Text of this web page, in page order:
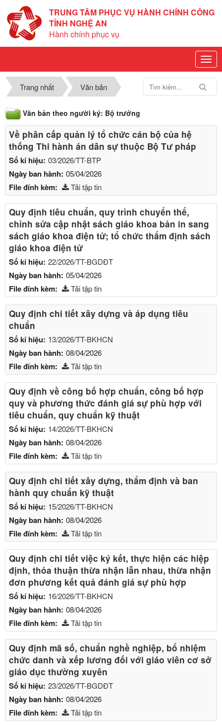
TRUNG TÂM PHỤC VỤ HÀNH CHÍNH CÔNG
TỈNH NGHỆ AN
Hành chính phục vụ
Trang nhất Văn bản
Văn bản theo người ký: Bộ trưởng
Về phân cấp quản lý tổ chức cán bộ của hệ
thống Thi hành án dân sự thuộc Bộ Tư pháp
Số kí hiệu: 03/2026/TT-BTP
Ngày ban hành: 05/04/2026
File đính kèm: Tải tập tin
Quy định tiêu chuẩn, quy trình chuyển thể,
chỉnh sửa cập nhật sách giáo khoa bản in sang
sách giáo khoa điện tử; tổ chức thẩm định sách
giáo khoa điện tử
Số kí hiệu: 22/2026/TT-BGDĐT
Ngày ban hành: 05/04/2026
File đính kèm: Tải tập tin
Quy định chi tiết xây dựng và áp dụng tiêu
chuẩn
Số kí hiệu: 13/2026/TT-BKHCN
Ngày ban hành: 08/04/2026
File đính kèm: Tải tập tin
Quy định về công bố hợp chuẩn, công bố hợp
quy và phương thức đánh giá sự phù hợp với
tiêu chuẩn, quy chuẩn kỹ thuật
Số kí hiệu: 14/2026/TT-BKHCN
Ngày ban hành: 08/04/2026
File đính kèm: Tải tập tin
Quy định chi tiết xây dựng, thẩm định và ban
hành quy chuẩn kỹ thuật
Số kí hiệu: 15/2026/TT-BKHCN
Ngày ban hành: 08/04/2026
File đính kèm: Tải tập tin
Quy định chi tiết việc ký kết, thực hiện các hiệp
định, thỏa thuận thừa nhận lẫn nhau, thừa nhận
đơn phương kết quả đánh giá sự phù hợp
Số kí hiệu: 16/2026/TT-BKHCN
Ngày ban hành: 08/04/2026
File đính kèm: Tải tập tin
Quy định mã số, chuẩn nghề nghiệp, bổ nhiệm
chức danh và xếp lương đối với giáo viên cơ sở
giáo dục thường xuyên
Số kí hiệu: 23/2026/TT-BGDĐT
Ngày ban hành: 08/04/2026
File đính kèm: Tải tập tin